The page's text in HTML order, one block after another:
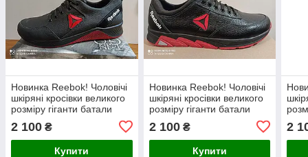
Новинка Reebok! Чоловічі
шкіряні кросівки великого
розміру гіганти батали
2 100 ₴
Купити
Новинка Reebok! Чоловічі
шкіряні кросівки великого
розміру гіганти батали
2 100₴
Купити
2